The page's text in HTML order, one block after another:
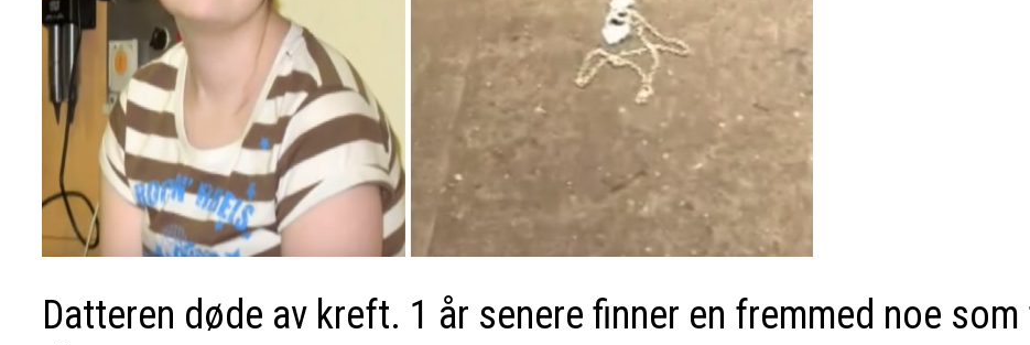
Datteren døde av kreft. 1 år senere finner en fremmed noe